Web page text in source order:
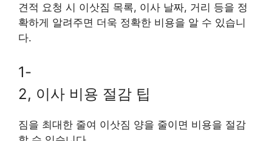
견적 요청 시 이삿짐 목록, 이사 날짜, 거리 등을 정
확하게 알려주면 더욱 정확한 비용을 알 수 있습니
다.
1-
2, 이사 비용 절감 팁
짐을 최대한 줄여 이삿짐 양을 줄이면 비용을 절감